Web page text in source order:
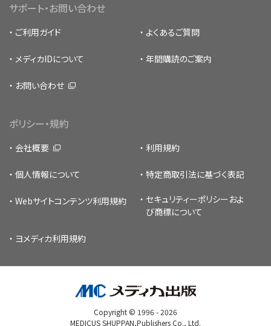
サポート・お問い合わせ
ご利用ガイド よくあるご質問
メディカIDについて 年間購読のご案内
お問い合わせ
ポリシー・規約
会社概要 利用規約
個人情報について 特定商取引法に基づく表記
Webサイトコンテンツ利用規約 セキュリティーポリシー およ
び商標について
ヨメディカ利用規約
Copyright © 1996 -2026
MEDICUS SHUPPAN,Publishers Co., Ltd.